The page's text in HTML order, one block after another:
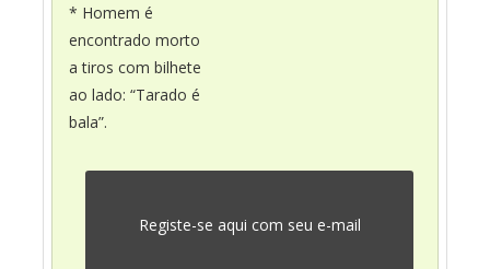
* Homem é
encontrado morto
a tiros com bilhete
ao lado: “Tarado é
bala”.
Registe-se aqui com seu e-mail